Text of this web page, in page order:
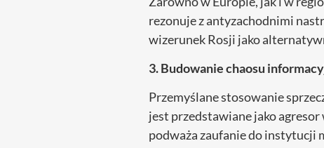
rezonuje z antyzachodnimi
wizerunek Rosji jako
3. Budowanie chaosu
Przemyślane stosowanie
jest przedstawiane jako agresor
podważa zaufanie do instytucji